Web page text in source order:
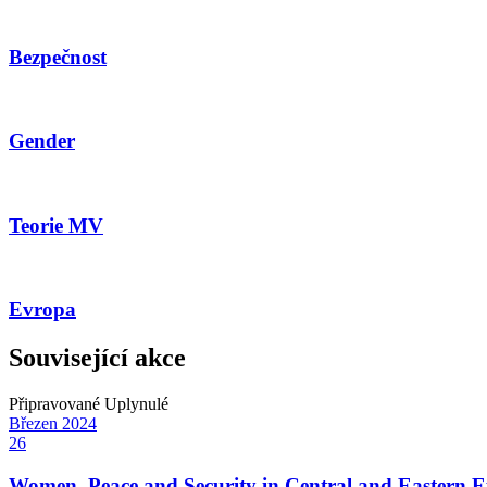
Bezpečnost
Gender
Teorie MV
Evropa
Související akce
Připravované Uplynulé
Březen 2024
26